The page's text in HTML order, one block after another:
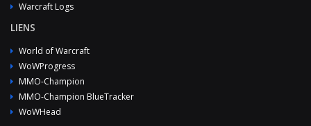
Warcraft Logs
LIENS
World of Warcraft
WoWProgress
MMO-Champion
MMO-Champion BlueTracker
WoWHead